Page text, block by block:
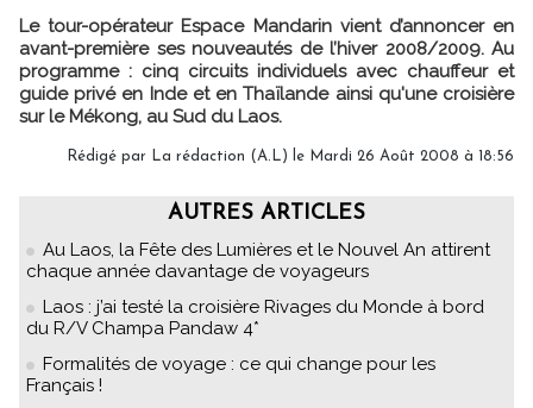
Le tour-opérateur Espace Mandarin vient d’annoncer en
avant-première ses nouveautés de l’hiver 2008/2009. Au
programme : cinq circuits individuels avec chauffeur et
guide privé en Inde et en Thaïlande ainsi qu'une croisière
sur le Mékong, au Sud du Laos.
Rédigé par La rédaction (A.L) le Mardi 26 Août 2008 à 18:56
AUTRES ARTICLES
Au Laos, la Fête des Lumières et le Nouvel An attirent
chaque année davantage de voyageurs
Laos : j’ai testé la croisière Rivages du Monde à bord
du R/V Champa Pandaw 4*
Formalités de voyage : ce qui change pour les
Français !